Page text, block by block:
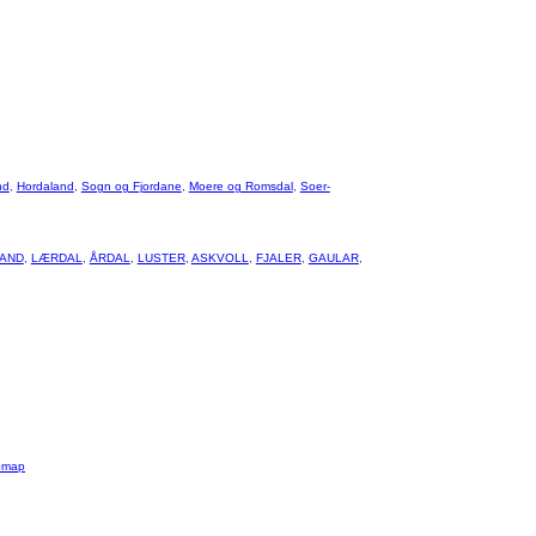
Hordaland Sogn og Fjordane Moere og Romsdal, Soer-
, LÆRDAL ÅRDAL LUSTER, ASKVOLL FJALER, GAULAR,